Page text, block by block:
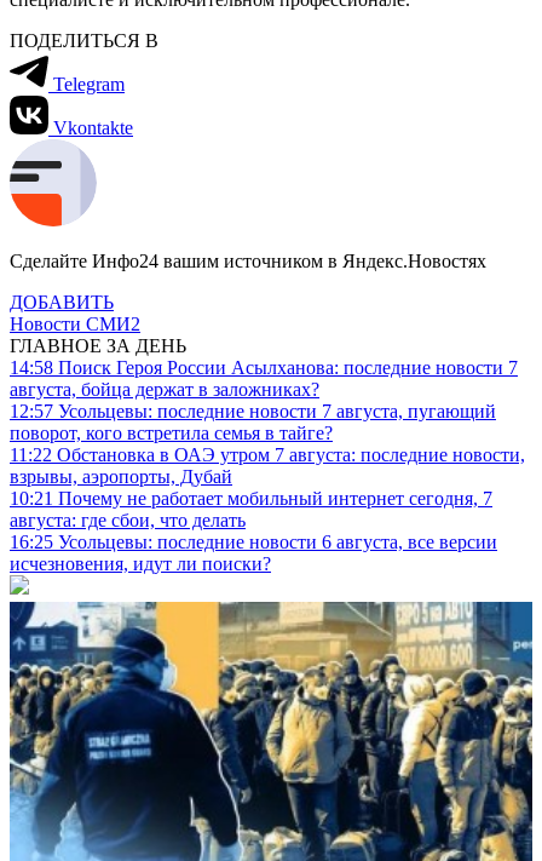
ПОДЕЛИТЬСЯ В
Telegram
Vkontakte
Сделайте Инфо24 вашим источником в Яндекс.Новостях
ДОБАВИТЬ
Новости СМИ2
ГЛАВНОЕ ЗА ДЕНЬ
14:58 Поиск Героя России Асылханова: последние новости 7
августа, бойца держат в заложниках?
12:57 Усольцевы: последние новости 7 августа, пугающий
поворот, кого встретила семья в тайге?
11:22 Обстановка в ОАЭ утром 7 августа: последние новости,
взрывы, аэропорты, Дубай
10:21 Почему не работает мобильный интернет сегодня, 7
августа: где сбои, что делать
16:25 Усольцевы: последние новости 6 августа, все версии
исчезновения, идут ли поиски?